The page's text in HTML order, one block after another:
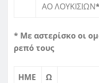
ΑΟ ΛΟΥΚΙΣΙΩΝ*
* Με αστερίσκο οι
ρεπό τους
ΗΜΕ
Ω